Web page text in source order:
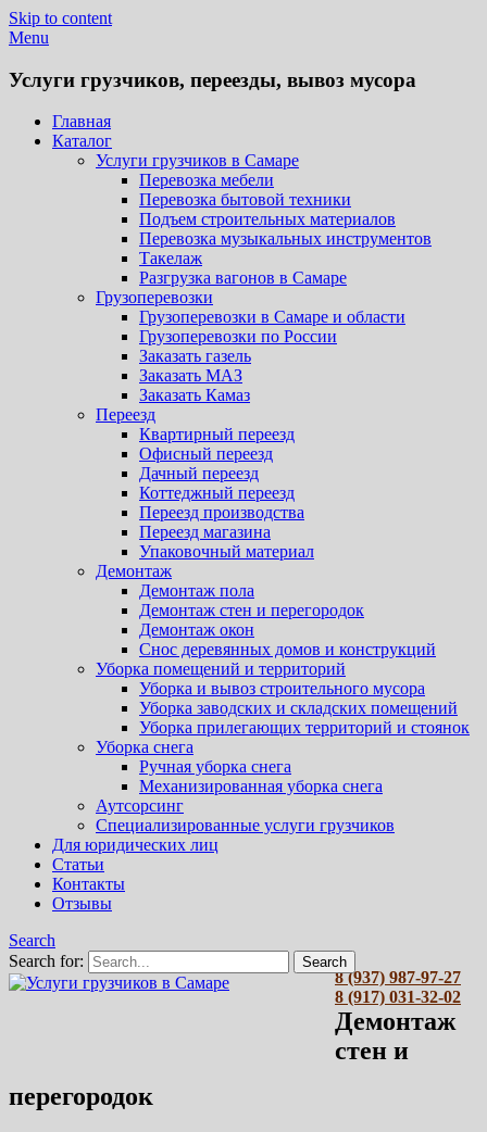
Skip to content
Menu
Услуги грузчиков, переезды, вывоз мусора
Главная
Каталог
Услуги грузчиков в Самаре
Перевозка мебели
Перевозка бытовой техники
Подъем строительных материалов
Перевозка музыкальных инструментов
Такелаж
Разгрузка вагонов в Самаре
Грузоперевозки
Грузоперевозки в Самаре и области
Грузоперевозки по России
Заказать газель
Заказать МАЗ
Заказать Камаз
Переезд
Квартирный переезд
Офисный переезд
Дачный переезд
Коттеджный переезд
Переезд производства
Переезд магазина
Упаковочный материал
Демонтаж
Демонтаж пола
Демонтаж стен и перегородок
Демонтаж окон
Снос деревянных домов и конструкций
Уборка помещений и территорий
Уборка и вывоз строительного мусора
Уборка заводских и складских помещений
Уборка прилегающих территорий и стоянок
Уборка снега
Ручная уборка снега
Механизированная уборка снега
Аутсорсинг
Специализированные услуги грузчиков
Для юридических лиц
Статьи
Контакты
Отзывы
Search
Search for:
8 (937) 987-97-27
8 (917) 031-32-02
Демонтаж
стен и
перегородок